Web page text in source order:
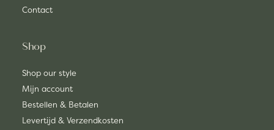
Contact
Shop
Shop our style
Mijn account
Bestellen & Betalen
Levertijd & Verzendkosten